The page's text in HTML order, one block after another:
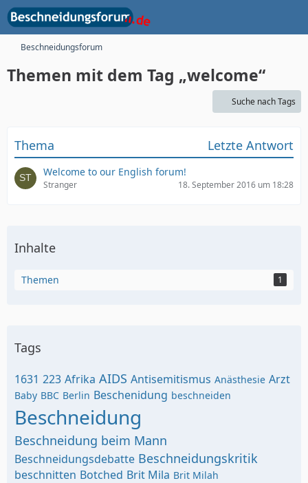
Beschneidungsforum
Themen mit dem Tag „welcome“
Suche nach Tags
Thema Letzte Antwort
Welcome to our English forum!
Stranger 18. September 2016 um 18:28
Inhalte
Themen 1
Tags
1631 223 Afrika AIDS Antisemitismus Anästhesie Arzt
Baby BBC Berlin Beschenidung beschneiden
Beschneidung
Beschneidung beim Mann
Beschneidungsdebatte Beschneidungskritik
beschnitten Botched Brit Mila Brit Milah